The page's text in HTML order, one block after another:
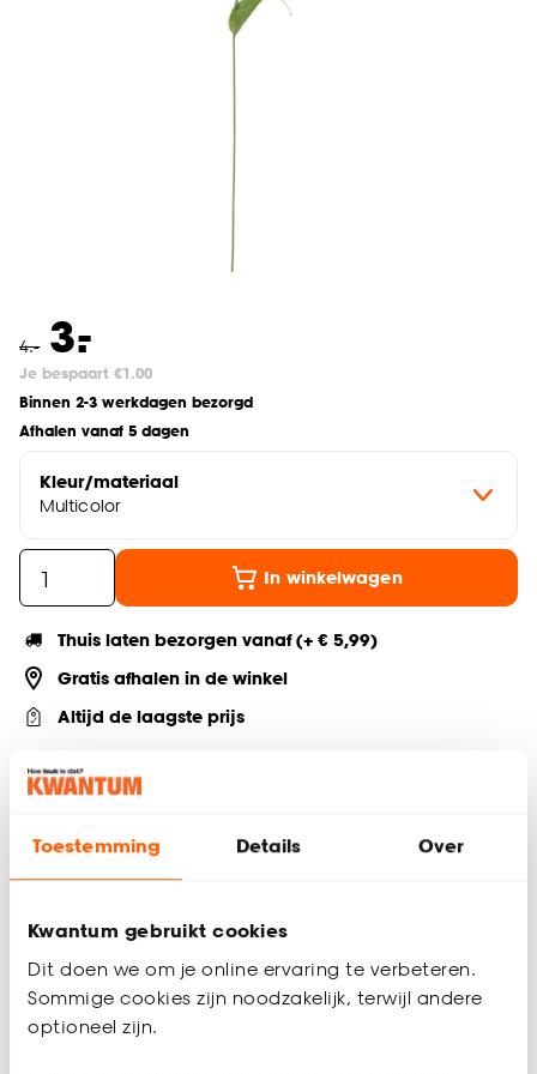
Toestemming Details Over
Kwantum gebruikt cookies
Dit doen we om je online ervaring te verbeteren.
Sommige cookies zijn noodzakelijk, terwijl andere
optioneel zijn.
4.- 3.
-
Je bespaart €1.00
Binnen 2-3 werkdagen bezorgd
Afhalen vanaf 5 dagen
Kleur/materiaal
Multicolor
In winkelwagen
Thuis laten bezorgen vanaf (+ € 5,99)
Gratis afhalen in de winkel
Altijd de laagste prijs
Deel jouw product & volg ons op social
Breng gezelligheid in huis met de kleurrijke Gloriosa
opvallende bloem perfect om je eigen boeket samen te
stellen. Voeg een speelse, tropische touch toe aan elk
boeket zonder onderhoud en geniet langdurig van een